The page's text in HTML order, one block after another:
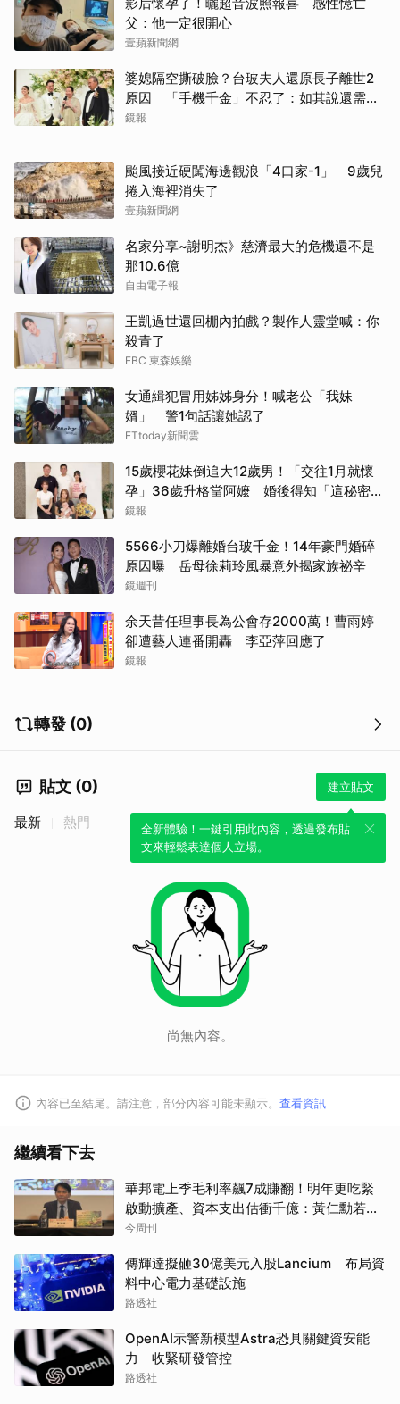
影后懷孕了！曬超音波照報喜 感性憶亡
父：他一定很開心
壹蘋新聞網
婆媳隔空撕破臉？台玻夫人還原長子離世2
原因 「手機千金」不忍了：如其說還需要
離開嗎？
鏡報
颱風接近硬闖海邊觀浪「4口家-1」 9歲兒
捲入海裡消失了
壹蘋新聞網
名家分享~謝明杰》慈濟最大的危機還不是
那10.6億
自由電子報
王凱過世還回棚內拍戲？製作人靈堂喊：你
殺青了
EBC 東森娛樂
女通緝犯冒用姊姊身分！喊老公「我妹
婿」 警1句話讓她認了
ETtoday新聞雲
15歲櫻花妹倒追大12歲男！「交往1月就懷
孕」36歲升格當阿嬤 婚後得知「這秘密」
傻眼了
鏡報
5566小刀爆離婚台玻千金！14年豪門婚碎
原因曝 岳母徐莉玲風暴意外揭家族祕辛
鏡週刊
余天昔任理事長為公會存2000萬！曹雨婷
卻遭藝人連番開轟 李亞萍回應了
鏡報
轉發 (0)
貼文 (0) 建立貼文
全新體驗！一鍵引用此內容，透過發布貼
文來輕鬆表達個人立場。
最新 熱門
尚無內容。
內容已至結尾。請注意，部分內容可能未顯示。 查看資訊
繼續看下去
華邦電上季毛利率飆7成賺翻！明年更吃緊
啟動擴產、資本支出估衝千億：黃仁勳若想
到，早入主記憶體廠
今周刊
傳輝達擬砸30億美元入股Lancium 布局資
料中心電力基礎設施
路透社
OpenAI示警新模型Astra恐具關鍵資安能
力 收緊研發管控
路透社